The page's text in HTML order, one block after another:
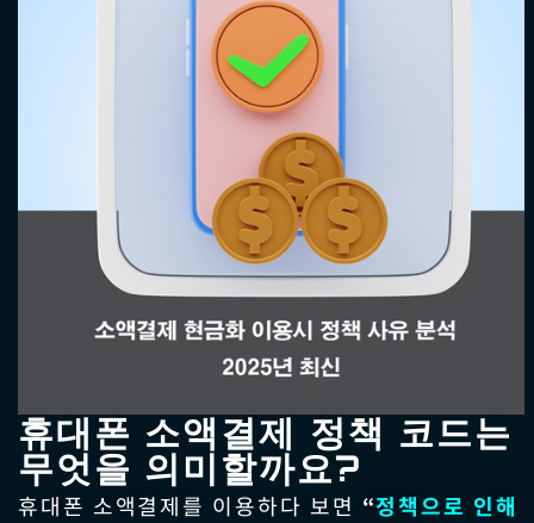
휴대폰 소액결제 정책 코드는
무엇을 의미할까요?
휴대폰 소액결제를 이용하다 보면 “정책으로 인해